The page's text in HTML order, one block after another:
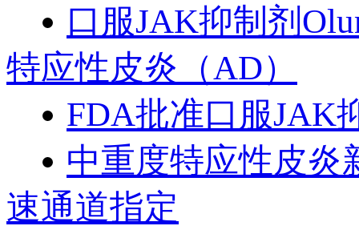
口服JAK抑制剂
特应性皮炎（AD）
FDA批准口服JAK
中重度特应性皮炎
速通道指定